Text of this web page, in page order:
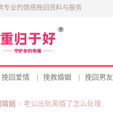
专业的情感挽回资料与服务
挽回爱情 挽救婚姻 挽回男友
姻 > 老公出轨离婚了怎么处理